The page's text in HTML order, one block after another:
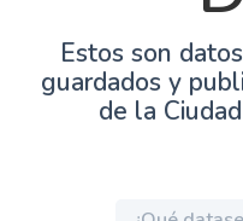
Estos son
guardados y
de la